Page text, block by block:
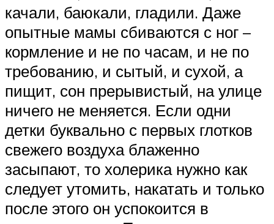
качали, баюкали, гладили. Даже
опытные мамы сбиваются с ног –
кормление и не по часам, и не по
требованию, и сытый, и сухой, а
пищит, сон прерывистый, на улице
ничего не меняется. Если одни
детки буквально с первых глотков
свежего воздуха блаженно
засыпают, то холерика нужно как
следует утомить, накатать и только
после этого он успокоится в